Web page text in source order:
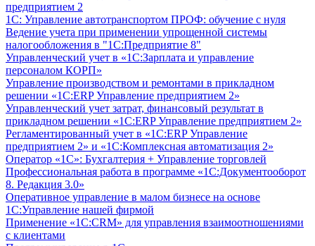
предприятием 2
1С: Управление автотранспортом ПРОФ: обучение с нуля
Ведение учета при применении упрощенной системы
налогообложения в "1С:Предприятие 8"
Управленческий учет в «1C:Зарплата и управление
персоналом КОРП»
Управление производством и ремонтами в прикладном
решении «1С:ERP Управление предприятием 2»
Управленческий учет затрат, финансовый результат в
прикладном решении «1С:ERP Управление предприятием 2»
Регламентированный учет в «1С:ERP Управление
предприятием 2» и «1С:Комплексная автоматизация 2»
Оператор «1С»: Бухгалтерия + Управление торговлей
Профессиональная работа в программе «1С:Документооборот
8. Редакция 3.0»
Оперативное управление в малом бизнесе на основе
1С:Управление нашей фирмой
Применение «1С:CRM» для управления взаимоотношениями
с клиентами